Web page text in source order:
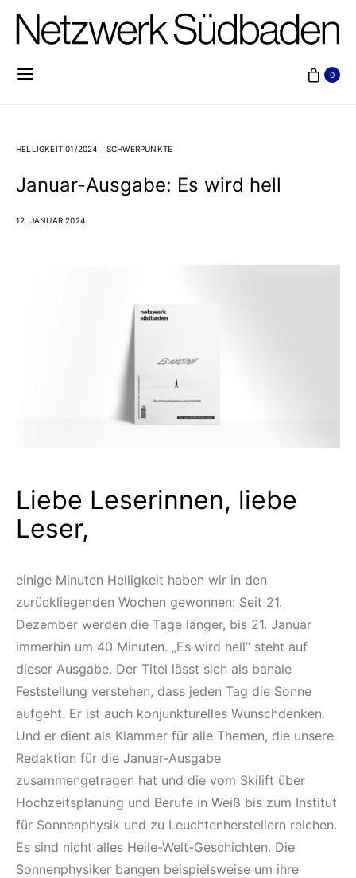
0
HELLIGKEIT 01/2024 SCHWERPUNKTE
Januar-Ausgabe: Es wird hell
12. JANUAR 2024
Liebe Leserinnen, liebe
Leser,
einige Minuten Helligkeit haben wir in den
zurückliegenden Wochen gewonnen: Seit 21.
Dezember werden die Tage länger, bis 21. Januar
immerhin um 40 Minuten. „Es wird hell“ steht auf
dieser Ausgabe. Der Titel lässt sich als banale
Feststellung verstehen, dass jeden Tag die Sonne
aufgeht. Er ist auch konjunkturelles Wunschdenken.
Und er dient als Klammer für alle Themen, die unsere
Redaktion für die Januar-Ausgabe
zusammengetragen hat und die vom Skilift über
Hochzeitsplanung und Berufe in Weiß bis zum Institut
für Sonnenphysik und zu Leuchtenher­stellern reichen.
Es sind nicht alles Heile-Welt-Geschichten. Die
Sonnenphysiker bangen beispielsweise um ihre